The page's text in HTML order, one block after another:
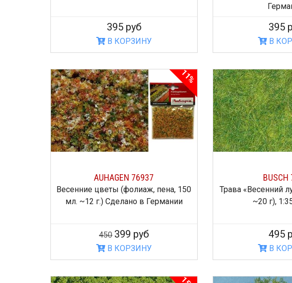
395 руб
В КОРЗИНУ
395
В
AUHAGEN 76937
Весенние цветы (фолиаж, пена, 150
мл. ~12 г.) Сделано в Германии
11%
450 399 руб
В КОРЗИНУ
BUSCH
Трава «Весенний
~20 г),
495
В